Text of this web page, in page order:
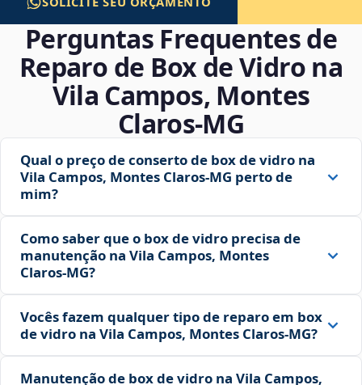
Perguntas Frequentes de
Reparo de Box de Vidro na
Vila Campos, Montes
Claros‑MG
Qual o preço de conserto de box de vidro na
Vila Campos, Montes Claros‑MG perto de
mim?
Como saber que o box de vidro precisa de
manutenção na Vila Campos, Montes
Claros‑MG?
Vocês fazem qualquer tipo de reparo em box
de vidro na Vila Campos, Montes Claros‑MG?
Manutenção de box de vidro na Vila Campos,